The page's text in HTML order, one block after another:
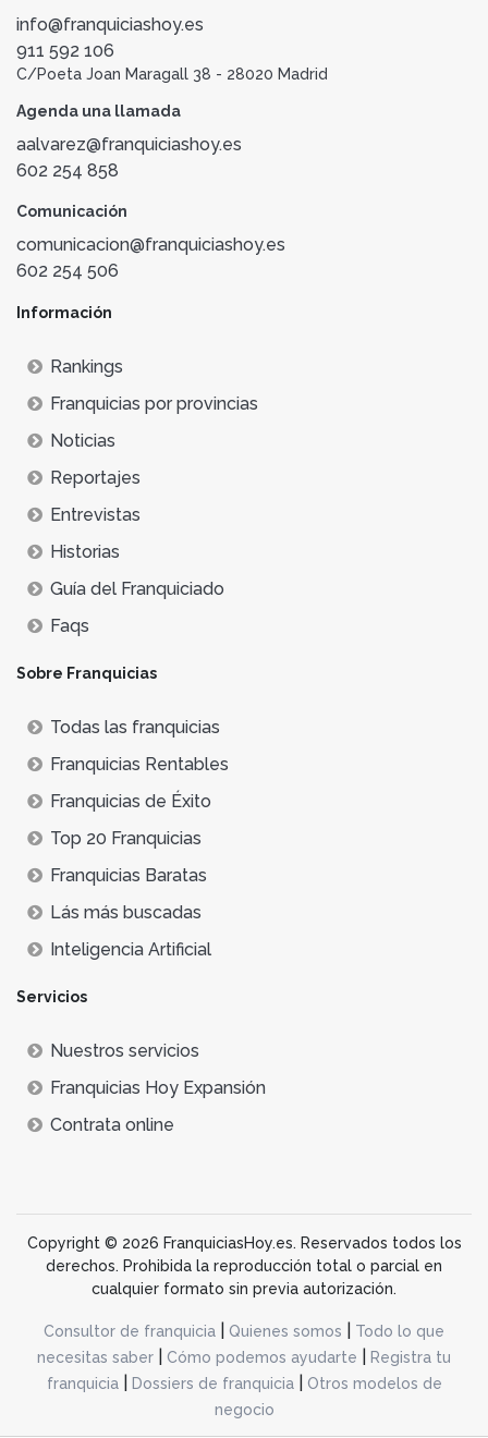
info@franquiciashoy.es
911 592 106
C/Poeta Joan Maragall 38 - 28020 Madrid
Agenda una llamada
aalvarez@franquiciashoy.es
602 254 858
Comunicación
comunicacion@franquiciashoy.es
602 254 506
Información
Rankings
Franquicias por provincias
Noticias
Reportajes
Entrevistas
Historias
Guía del Franquiciado
Faqs
Sobre Franquicias
Todas las franquicias
Franquicias Rentables
Franquicias de Éxito
Top 20 Franquicias
Franquicias Baratas
Lás más buscadas
Inteligencia Artificial
Servicios
Nuestros servicios
Franquicias Hoy Expansión
Contrata online
Copyright © 2026 FranquiciasHoy.es. Reservados todos los
derechos. Prohibida la reproducción total o parcial en
cualquier formato sin previa autorización.
Consultor de franquicia Quienes somos
Todo lo que
necesitas saber
Cómo podemos ayudarte
Registra tu
franquicia| Dossiers de franquicia|
Otros modelos de
negocio